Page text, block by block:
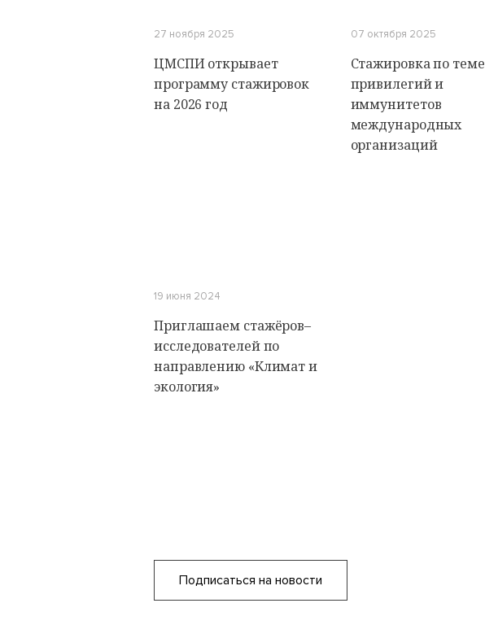
27 ноября 2025
ЦМСПИ открывает
программу стажировок
на 2026 год
07 октября 2025
Стажировка по теме
привилегий и
иммунитетов
международных
организаций
19 июня 2024
Приглашаем стажёров–
исследователей по
направлению «Климат и
экология»
Подписаться на новости